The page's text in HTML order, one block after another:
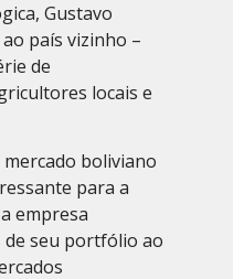
Gustavo
país vizinho –
de
locais e
boliviano
para a
empresa
seu portfólio ao